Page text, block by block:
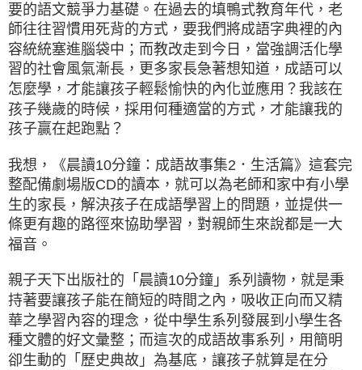
要的語文競爭力基礎。在過去的填鴨式教育年代，老
師往往習慣用死背的方式，要我們將成語字典裡的內
容統統塞進腦袋中；而教改走到今日，當強調活化學
習的社會風氣漸長，更多家長急著想知道，成語可以
怎麼學，才能讓孩子輕鬆愉快的內化並應用？我該在
孩子幾歲的時候，採用何種適當的方式，才能讓我的
孩子贏在起跑點？
我想，《晨讀10分鐘：成語故事集2．生活篇》這套完
整配備劇場版CD的讀本，就可以為老師和家中有小學
生的家長，解決孩子在成語學習上的問題，並提供一
條更有趣的路徑來協助學習，對親師生來說都是一大
福音。
親子天下出版社的「晨讀10分鐘」系列讀物，就是秉
持著要讓孩子能在簡短的時間之內，吸收正向而又精
華之學習內容的理念，從中學生系列發展到小學生各
種文體的好文彙整；而這次的成語故事系列，用簡明
卻生動的「歷史典故」為基底，讓孩子就算是在分